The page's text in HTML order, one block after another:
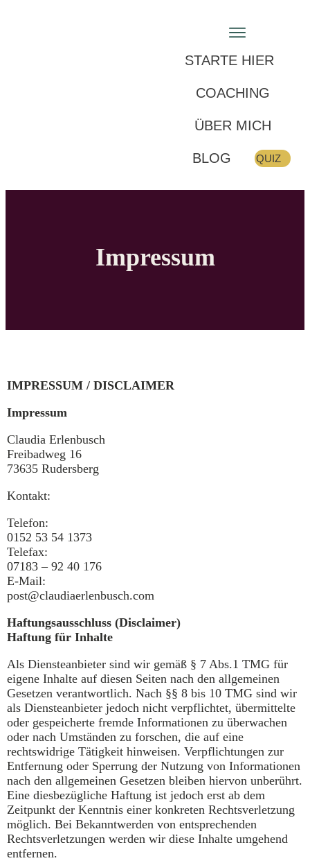
STARTE HIER
COACHING
ÜBER MICH
BLOG QUIZ
Impressum
IMPRESSUM / DISCLAIMER
Impressum
Claudia Erlenbusch
Freibadweg 16
73635 Rudersberg
Kontakt:
Telefon:
0152 53 54 1373
Telefax:
07183 – 92 40 176
E-Mail:
post@claudiaerlenbusch.com
Haftungsausschluss (Disclaimer)
Haftung für Inhalte
Als Diensteanbieter sind wir gemäß § 7 Abs.1 TMG für
eigene Inhalte auf diesen Seiten nach den allgemeinen
Gesetzen verantwortlich. Nach §§ 8 bis 10 TMG sind wir
als Diensteanbieter jedoch nicht verpflichtet, übermittelte
oder gespeicherte fremde Informationen zu überwachen
oder nach Umständen zu forschen, die auf eine
rechtswidrige Tätigkeit hinweisen. Verpflichtungen zur
Entfernung oder Sperrung der Nutzung von Informationen
nach den allgemeinen Gesetzen bleiben hiervon unberührt.
Eine diesbezügliche Haftung ist jedoch erst ab dem
Zeitpunkt der Kenntnis einer konkreten Rechtsverletzung
möglich. Bei Bekanntwerden von entsprechenden
Rechtsverletzungen werden wir diese Inhalte umgehend
entfernen.